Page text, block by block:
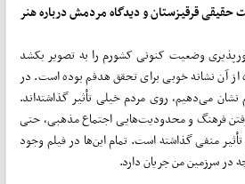
حقیقی قرقیزستان و دیدگاه مردمش درباره هنر
وضعیت کنونی کشورم را به تصویر بکشد
آن نشانه خوبی برای تحقق هدفم بوده است. در
می‌دهیم، روی مردم خیلی تأثیر گذاشته‌اند.
فرهنگ و محدودیت‌هایی اجتماع مذهبی، حتی
منفی گذاشته است. تمام این‌ها در فیلم وجود
در سرزمین من جریان دارد.